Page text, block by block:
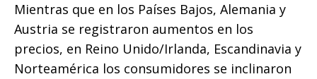
Mientras que en los Países Bajos, Alemania y
Austria se registraron aumentos en los
precios, en Reino Unido/Irlanda, Escandinavia y
Norteamérica los consumidores se inclinaron